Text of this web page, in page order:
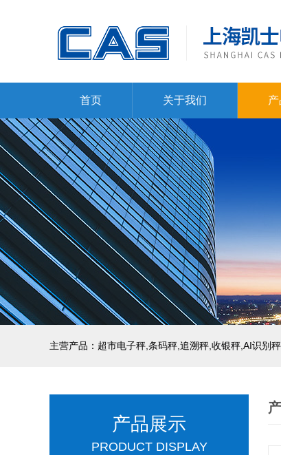
首页 关于我们
主营产品：超市电子秤,条码秤,追溯秤,收银秤,AI识别
产品展示
PRODUCT DISPLAY